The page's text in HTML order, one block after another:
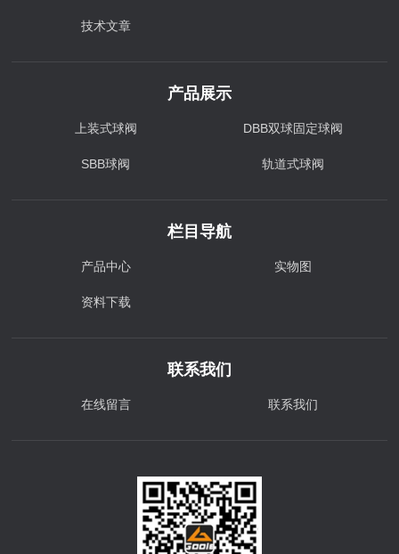
技术文章
产品展示
上装式球阀 DBB双球固定球阀
SBB球阀 轨道式球阀
栏目导航
产品中心 实物图
资料下载
联系我们
在线留言 联系我们